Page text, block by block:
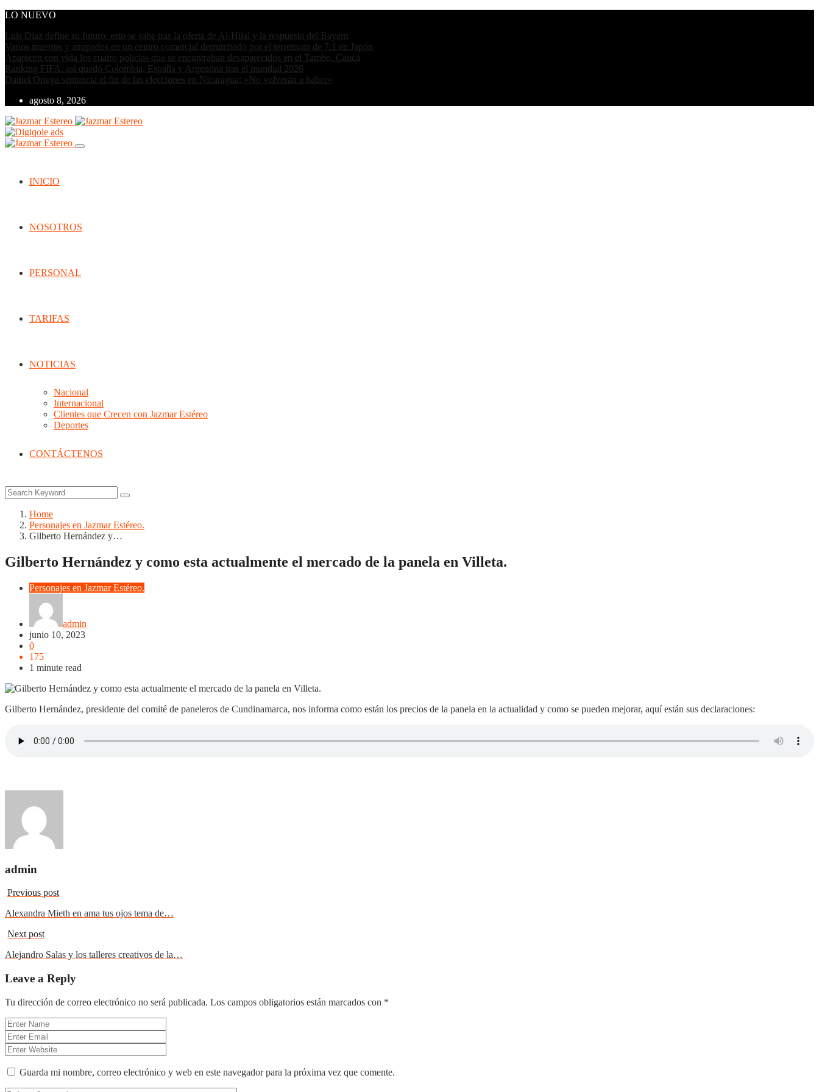
LO NUEVO
Luis Díaz define su futuro: esto se sabe tras la oferta de Al-Hilal y la respuesta del Bayern
Varios muertos y atrapados en un centro comercial derrumbado por el terremoto de 7.1 en Japón
Aparecen con vida los cuatro policías que se encontraban desaparecidos en el Tambo, Cauca
Ranking FIFA: así quedó Colombia, España y Argentina tras el mundial 2026
Daniel Ortega sentencia el fin de las elecciones en Nicaragua: «No volverán a haber»
agosto 8, 2026
INICIO
NOSOTROS
PERSONAL
TARIFAS
NOTICIAS
Nacional
Internacional
Clientes que Crecen con Jazmar Estéreo
Deportes
CONTÁCTENOS
Home
Personajes en Jazmar Estéreo.
Gilberto Hernández y…
Gilberto Hernández y como esta actualmente el mercado de la panela en Villeta.
Personajes en Jazmar Estéreo.
admin
junio 10, 2023
0
175
1 minute read
Gilberto Hernández, presidente del comité de paneleros de Cundinamarca, nos informa como están los precios de la panela en la actualidad y como se pueden mejorar, aquí están sus declaraciones:
admin
Previous post
Alexandra Mieth en ama tus ojos tema de…
Next post
Alejandro Salas y los talleres creativos de la…
Leave a Reply
Tu dirección de correo electrónico no será publicada. Los campos obligatorios están marcados con *
Guarda mi nombre, correo electrónico y web en este navegador para la próxima vez que comente.